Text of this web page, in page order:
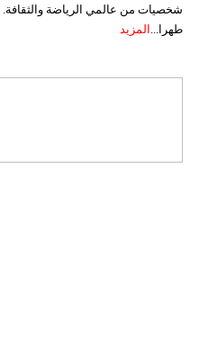
شخصيات من عالمي الرياضة
طهرا... المزيد